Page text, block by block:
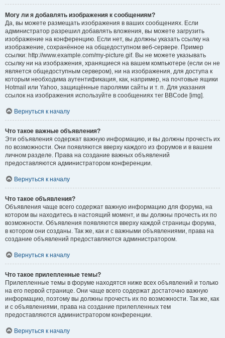
Могу ли я добавлять изображения к сообщениям?
Да, вы можете размещать изображения в ваших сообщениях. Если
администратор разрешил добавлять вложения, вы можете загрузить
изображение на конференцию. Если нет, вы должны указать ссылку на
изображение, сохранённое на общедоступном веб-сервере. Пример
ссылки: http://www.example.com/my-picture.gif. Вы не можете указывать
ссылку ни на изображения, хранящиеся на вашем компьютере (если он не
является общедоступным сервером), ни на изображения, для доступа к
которым необходима аутентификация, как, например, на почтовые ящики
Hotmail или Yahoo, защищённые паролями сайты и т. п. Для указания
ссылок на изображения используйте в сообщениях тег BBCode [img].
Вернуться к началу
Что такое важные объявления?
Эти объявления содержат важную информацию, и вы должны прочесть их
по возможности. Они появляются вверху каждого из форумов и в вашем
личном разделе. Права на создание важных объявлений
предоставляются администратором конференции.
Вернуться к началу
Что такое объявления?
Объявления чаще всего содержат важную информацию для форума, на
котором вы находитесь в настоящий момент, и вы должны прочесть их по
возможности. Объявления появляются вверху каждой страницы форума,
в котором они созданы. Так же, как и с важными объявлениями, права на
создание объявлений предоставляются администратором.
Вернуться к началу
Что такое прилепленные темы?
Прилепленные темы в форуме находятся ниже всех объявлений и только
на его первой странице. Они чаще всего содержат достаточно важную
информацию, поэтому вы должны прочесть их по возможности. Так же, как
и с объявлениями, права на создание прилепленных тем
предоставляются администратором конференции.
Вернуться к началу